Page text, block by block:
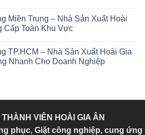
Miền Trung – Nhà Sản Xuất Hoài
Cấp Toàn Khu Vực
TP.HCM – Nhà Sản Xuất Hoài Gia
Nhanh Cho Doanh Nghiệp
VIÊN HOÀI GIA ÂN
phục, Giặt công nghiệp, cung ứng